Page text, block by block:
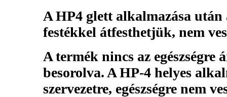
A HP4 glett alkalmazása után
festékkel átfesthetjük, nem
A termék nincs az egészségre
besorolva. A HP-4 helyes
szervezetre, egészségre nem